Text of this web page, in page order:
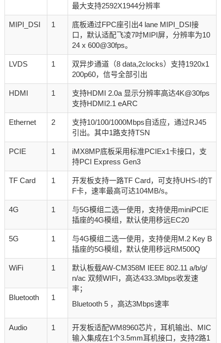
最大支持2592X1944分辨率
MIPI_DSI 1
底板通过FPC座引出4 lane MIPI_DSI接
口，默认适配飞凌7吋MIPI屏，分辨率为10
24 x 600@30fps。
LVDS 1
双异步通道（8 data,2clocks）支持1920x1
200p60，信号全部引出
HDMI 1
支持HDMI 2.0a 显示分辨率高达4K@30fps
支持HDMI2.1 eARC
Ethernet 2
支持10/100/1000Mbps自适应，通过RJ45
引出。其中1路支持TSN
PCIE 1
iMX8MP底板采用标准PCIEx1卡接口，支
持PCI Express Gen3
TF Card 1
开发板支持一路TF Card，可支持UHS-I的T
F卡，速率最高可达104MB/s。
4G 1
与5G模组二选一使用，支持使用miniPCIE
插座的4G模组，默认使用移远EC20
5G 1
与4G模组二选一使用，支持使用M.2 Key B
插座的5G模组，默认使用移远RM500Q
WiFi 1
默认板载AW-CM358M IEEE 802.11 a/b/g/
n/ac 双频WIFI，高达433.3Mbps收发速
率；
Bluetooth 5 ，高达3Mbps速率
Bluetooth 1
Audio 1
开发板适配WM8960芯片，耳机输出、MIC
输入集成在1个3.5mm耳机接口，支持2路1